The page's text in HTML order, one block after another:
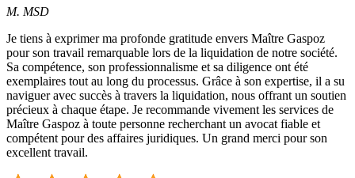
M. MSD
Je tiens à exprimer ma profonde gratitude envers Maître Gaspoz
pour son travail remarquable lors de la liquidation de notre société.
Sa compétence, son professionnalisme et sa diligence ont été
exemplaires tout au long du processus. Grâce à son expertise, il a su
naviguer avec succès à travers la liquidation, nous offrant un soutien
précieux à chaque étape. Je recommande vivement les services de
Maître Gaspoz à toute personne recherchant un avocat fiable et
compétent pour des affaires juridiques. Un grand merci pour son
excellent travail.